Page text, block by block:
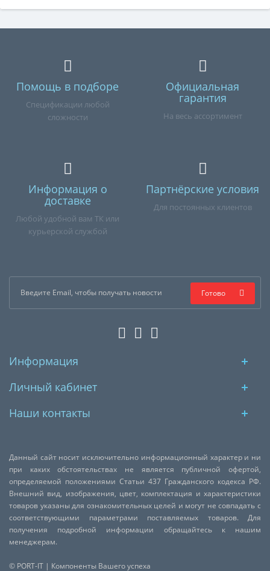
Помощь в подборе
Спецификации любой
сложности
Официальная
гарантия
На весь ассортимент
Информация о
доставке
Любой удобной вам ТК или
курьерской службой
Партнёрские условия
Для постоянных клиентов
Готово
Информация
Личный кабинет
Наши контакты
Данный сайт носит исключительно информационный характер и ни
при каких обстоятельствах не является публичной офертой,
определяемой положениями Статьи 437 Гражданского кодекса РФ.
Внешний вид, изображения, цвет, комплектация и характеристики
товаров указаны для ознакомительных целей и могут не совпадать с
соответствующими параметрами поставляемых товаров. Для
получения подробной информации обращайтесь к нашим
менеджерам.
© PORT-IT | Компоненты Вашего успеха